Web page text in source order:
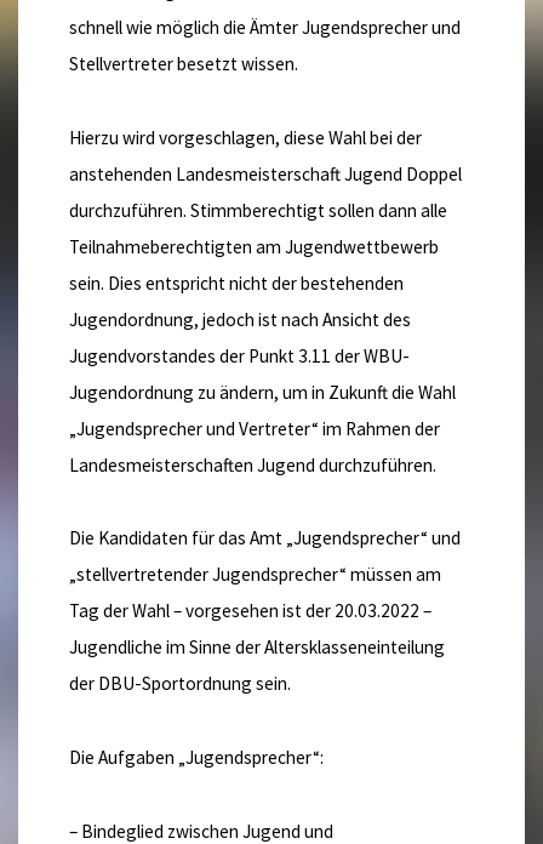
schnell wie möglich die Ämter Jugendsprecher und
Stellvertreter besetzt wissen.
Hierzu wird vorgeschlagen, diese Wahl bei der
anstehenden Landesmeisterschaft Jugend Doppel
durchzuführen. Stimmberechtigt sollen dann alle
Teilnahmeberechtigten am Jugendwettbewerb
sein. Dies entspricht nicht der bestehenden
Jugendordnung, jedoch ist nach Ansicht des
Jugendvorstandes der Punkt 3.11 der WBU-
Jugendordnung zu ändern, um in Zukunft die Wahl
„Jugendsprecher und Vertreter“ im Rahmen der
Landesmeisterschaften Jugend durchzuführen.
Die Kandidaten für das Amt „Jugendsprecher“ und
„stellvertretender Jugendsprecher“ müssen am
Tag der Wahl – vorgesehen ist der 20.03.2022 –
Jugendliche im Sinne der Altersklasseneinteilung
der DBU-Sportordnung sein.
Die Aufgaben „Jugendsprecher“:
– Bindeglied zwischen Jugend und